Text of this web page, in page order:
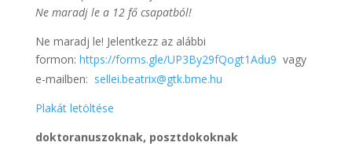
Ne maradj le a 12 fő csapatból!
Ne maradj le! Jelentkezz az alábbi
formon: https://forms.gle/UP3By29fQogt1Adu9 vagy
e-mailben: sellei.beatrix@gtk.bme.hu
Plakát letöltése
doktoranuszoknak, posztdokoknak